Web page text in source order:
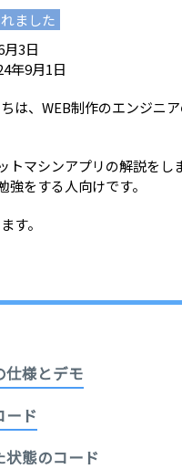
ました
月3日
年9月1日
は、WEB制作のエンジニ
トマシンアプリの解説をし
強をする人向けです。
す。
仕様とデモ
ード
状態のコード